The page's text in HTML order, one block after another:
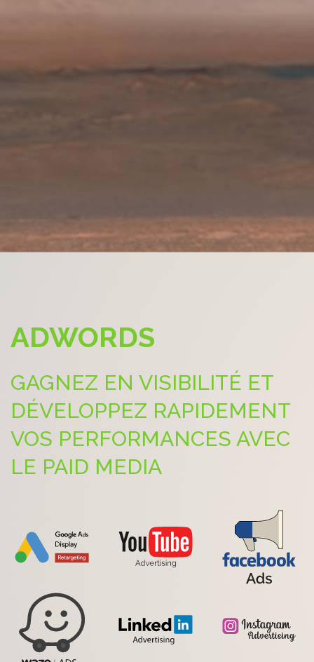
ADWORDS
GAGNEZ EN VISIBILITÉ ET
DÉVELOPPEZ RAPIDEMENT
VOS PERFORMANCES AVEC
LE PAID MEDIA